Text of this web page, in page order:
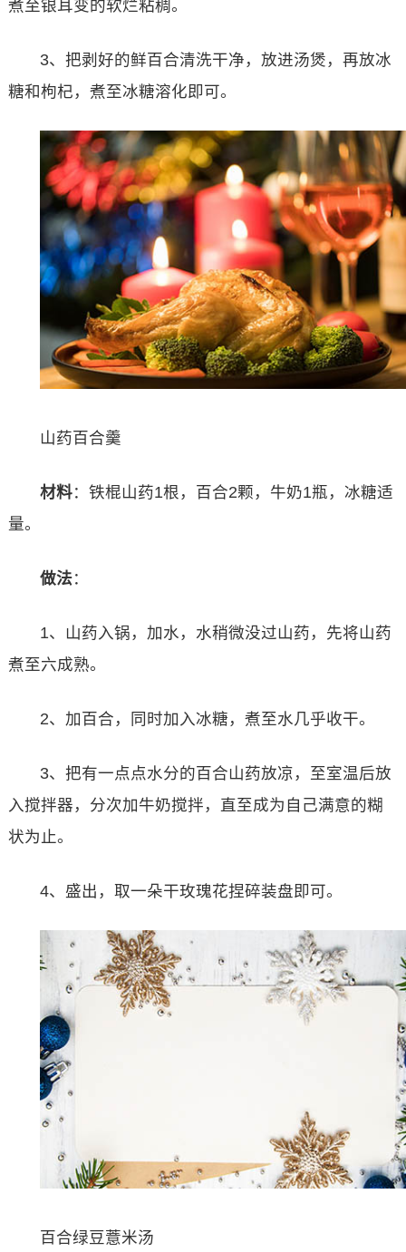
煮至银耳变的软烂粘稠。
3、把剥好的鲜百合清洗干净，放进汤煲，再放冰
糖和枸杞，煮至冰糖溶化即可。
山药百合羹
材料：铁棍山药1根，百合2颗，牛奶1瓶，冰糖适
量。
做法：
1、山药入锅，加水，水稍微没过山药，先将山药
煮至六成熟。
2、加百合，同时加入冰糖，煮至水几乎收干。
3、把有一点点水分的百合山药放凉，至室温后放
入搅拌器，分次加牛奶搅拌，直至成为自己满意的糊
状为止。
4、盛出，取一朵干玫瑰花捏碎装盘即可。
百合绿豆薏米汤